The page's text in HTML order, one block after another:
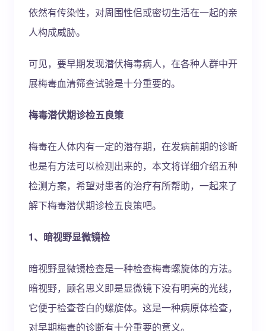
依然有传染性，对周围性侣或密切生活在一起的亲
人构成威胁。
可见，要早期发现潜伏梅毒病人，在各种人群中开
展梅毒血清筛查试验是十分重要的。
梅毒潜伏期诊检五良策
梅毒在人体内有一定的潜存期，在发病前期的诊断
也是有方法可以检测出来的，本文将详细介绍五种
检测方案，希望对患者的治疗有所帮助，一起来了
解下梅毒潜伏期诊检五良策吧。
1、暗视野显微镜检
暗视野显微镜检查是一种检查梅毒螺旋体的方法。
暗视野，顾名思义即是显微镜下没有明亮的光线，
它便于检查苍白的螺旋体。这是一种病原体检查，
对早期梅毒的诊断有十分重要的意义。